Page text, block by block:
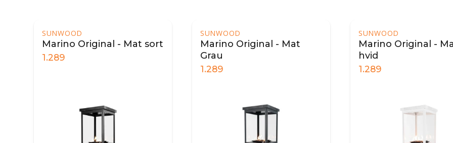
SUNWOOD
Marino Original - Mat
Grau
SUNWOOD
Marino Original - Mat
hvid
1.289 839